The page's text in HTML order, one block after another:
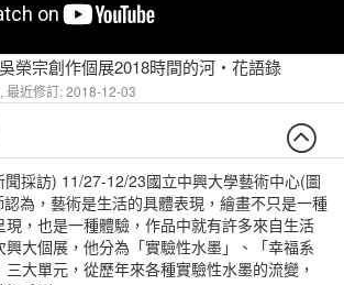
榮宗創作個展2018時間的河・花語錄
最近修訂: 2018-12-03
聞採訪) 11/27-12/23國立中興大學藝術中心(圖
為，藝術是生活的具體表現，繪畫不只是一種
現，也是一種體驗，作品中就有許多來自生活
興大個展，他分為「實驗性水墨」、「幸福系
大單元，從歷年來各種實驗性水墨的流變，